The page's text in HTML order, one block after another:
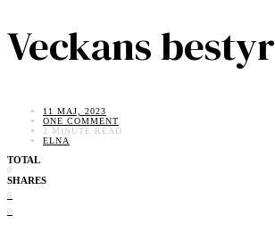
Veckans bestyr
11 MAJ, 2023
ONE COMMENT
2 MINUTE READ
ELNA
TOTAL
0
SHARES
0
0